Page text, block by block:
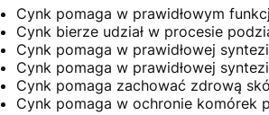
Cynk pomaga w prawidłowym
Cynk bierze udział w procesie
Cynk pomaga w prawidłowej
Cynk pomaga w prawidłowej
Cynk pomaga zachować zdrową
Cynk pomaga w ochronie komórek